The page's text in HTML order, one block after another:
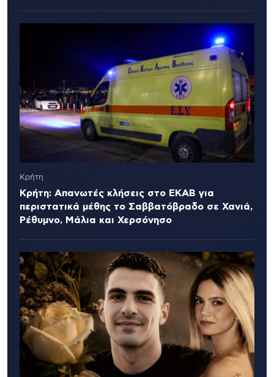
Κρήτη
Κρήτη: Απανωτές κλήσεις στο ΕΚΑΒ για
περιστατικά μέθης το Σαββατόβραδο σε Χανιά,
Ρέθυμνο, Μάλια και Χερσόνησο